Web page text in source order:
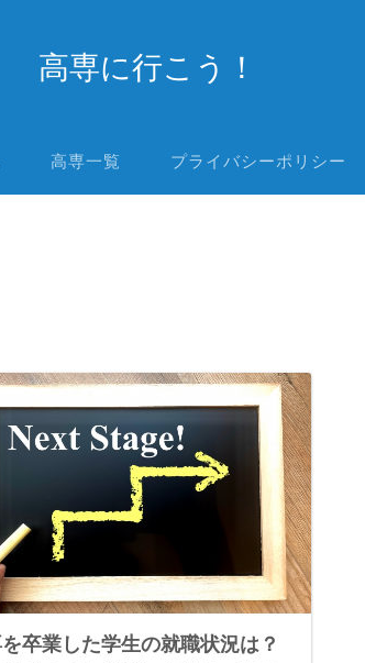
高専に行こう！
高専一覧 プライバシーポリシー
卒業した学生の就職状況は？